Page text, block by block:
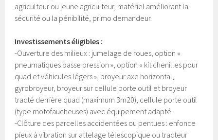
agriculteur ou jeune agriculteur, matériel améliorant la
sécurité ou la pénibilité, primo demandeur.
Investissements éligibles :
-Ouverture des milieux : jumelage de roues, option «
pneumatiques basse pression », option « kit chenilles pour
quad et véhicules légers », broyeur axe horizontal,
gyrobroyeur, broyeur sur cellule porte outil et broyeur
tracté derrière quad (maximum 3m20), cellule porte outil
(type motofaucheuses) avec équipement adapté.
-Clôture des parcelles accidentées ou pentues : enfonce
pieux à vibration sur attelage télescopique ou tracteur